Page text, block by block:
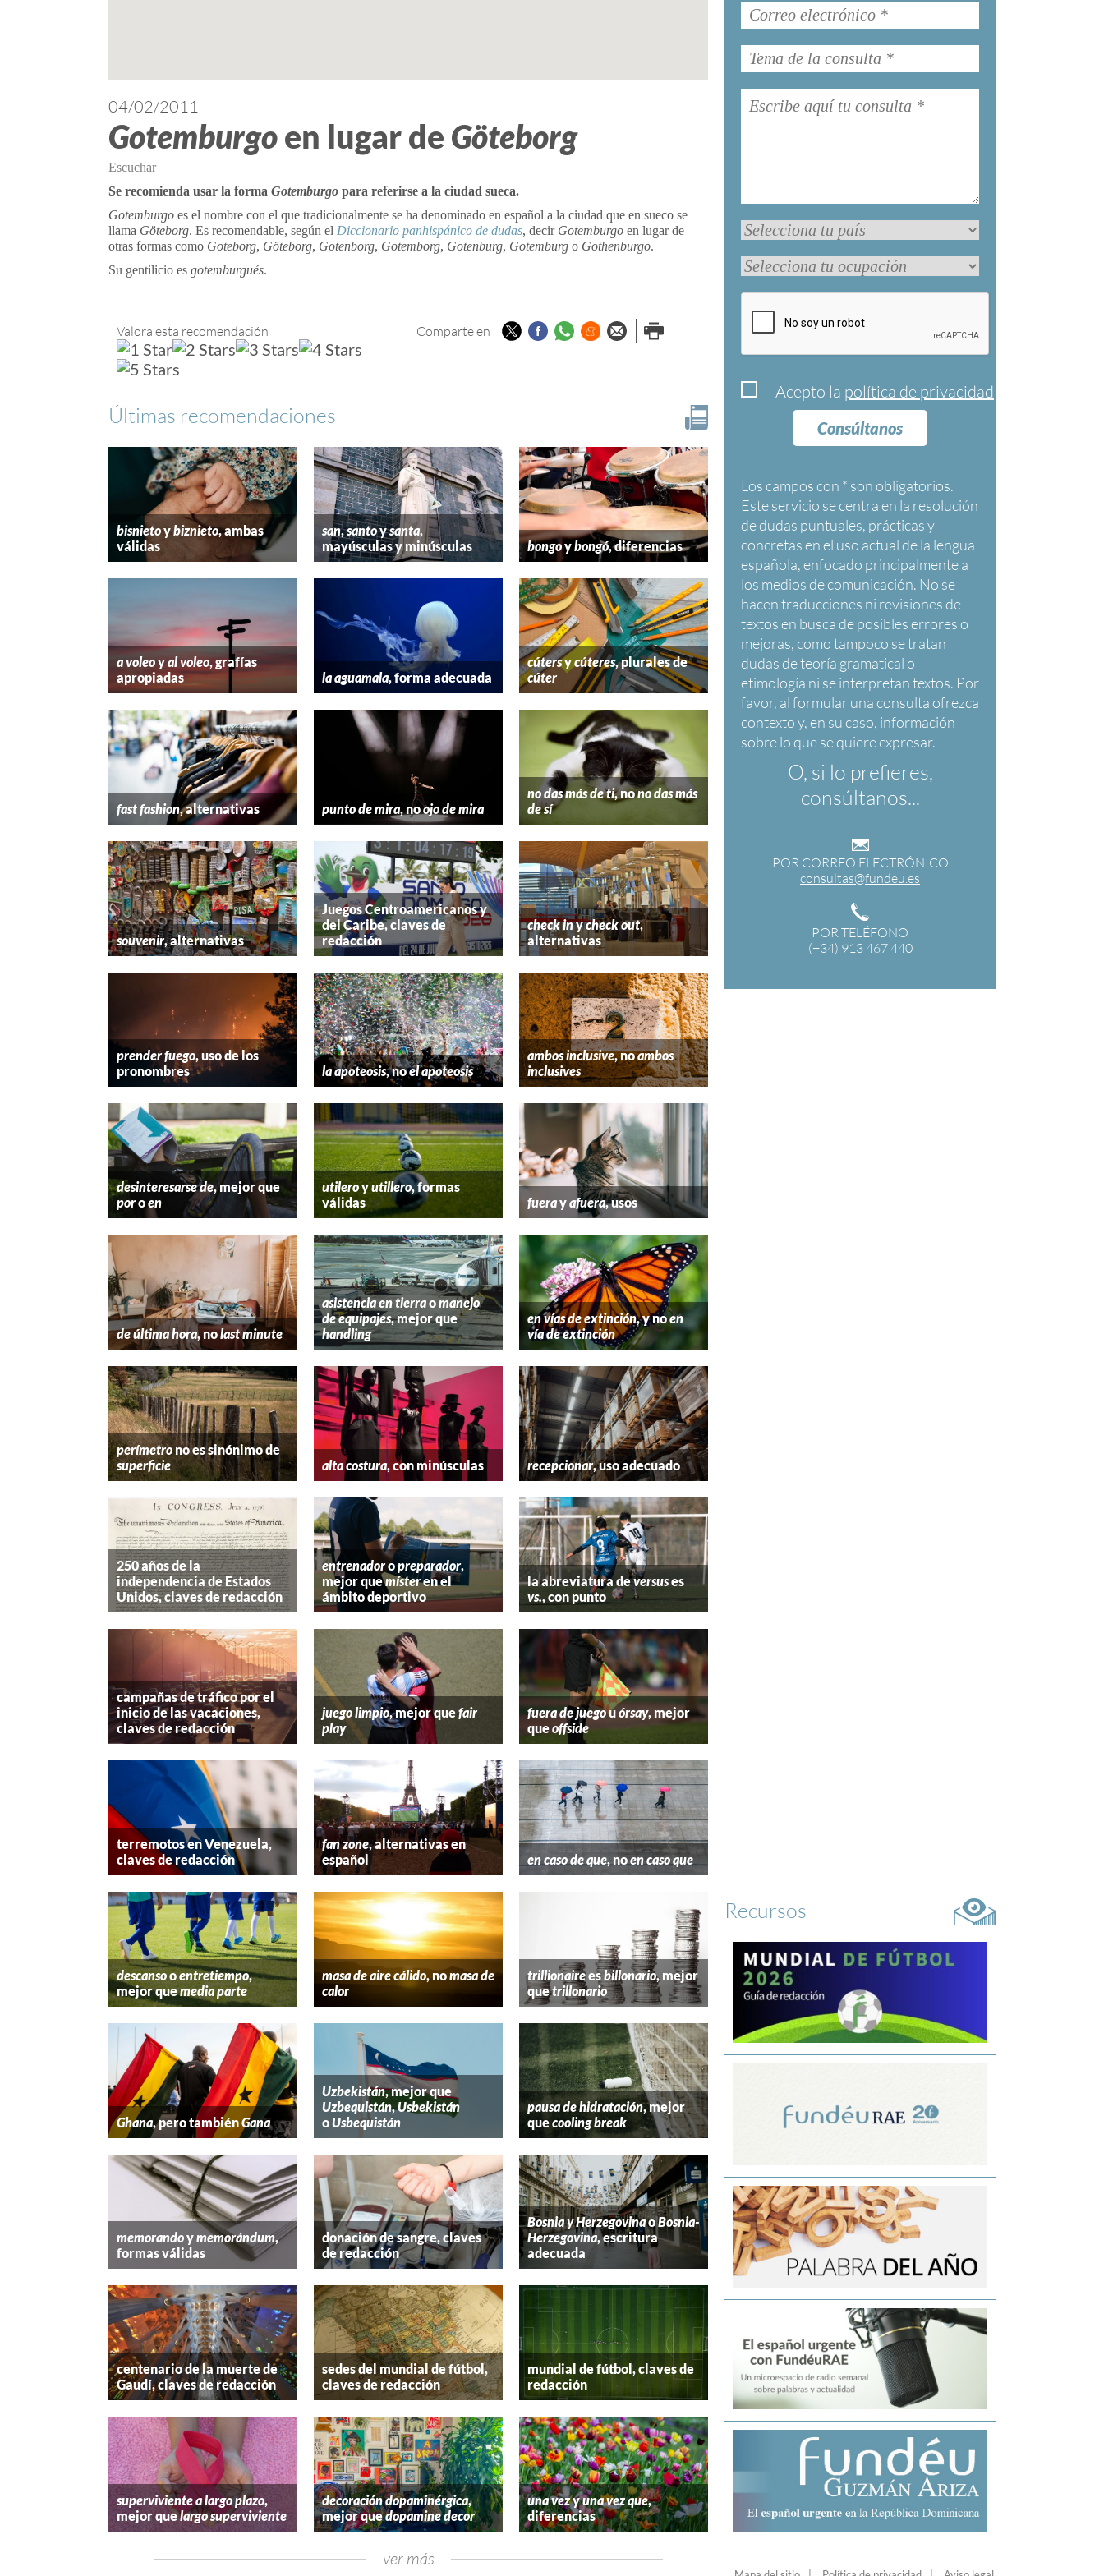
Acepto la política de privacidad
Consúltanos
Los campos con * son obligatorios
O, si lo prefieres,
consúltanos...
POR CORREO ELECTRÓNICO
consultas@fundeu.es
POR TELÉFONO
(+34) 913 467 440
04/02/2011
Gotemburgoen lugar de Göteborg
Escuchar
Se recomienda usar la forma Gotemburgo para referirse a la ciudad sueca.
Gotemburgo es el nombre con el que tradicionalmente se ha denominado en español a la ciudad que en sueco se
llama Göteborg. Es recomendable, según el Diccionario panhispánico de dudas, decir Gotemburgo en lugar de
otras formas como Goteborg, Göteborg, Gotenborg, Gotemborg, Gotenburg, Gotemburg o Gothenburgo.
Su gentilicio es gotemburgués.
Valora esta recomendación Comparte en TwitterFacebook
Whatsapp
Menéame
Enviar porImprimir
Últimas recomendaciones
bisnietoybiznieto, ambas
válidas
san,santoysanta,
mayúsculas y minúsculas
bongoybongó, diferencias
a voleoyal voleo, grafías
apropiadas
la aguamala, forma adecuada
cútersycúteres, plurales de
cúter
fast fashion, alternativas punto de mira, noojo de mira
no das más de ti, nono das más
de sí
souvenir, alternativas
Juegos Centroamericanos y
del Caribe, claves de
redacción
check inycheck out,
alternativas
prender fuego, uso de los
pronombres
la apoteosis, noel apoteosis
ambos inclusive, noambos
inclusives
desinteresarse de, mejor que
poroen
utileroyutillero, formas
válidas
fuerayafuera, usos
de última hora, nolast minute
asistencia en tierraomanejo
de equipajes, mejor que
handling
en vías de extinción, y noen
vía de extinción
perímetrono es sinónimo de
superficie
alta costura, con minúsculas recepcionar, uso adecuado
250 años de la
independencia de Estados
Unidos, claves de redacción
entrenadoropreparador,
mejor quemísteren el
ámbito deportivo
la abreviatura deversuses
vs., con punto
campañas de tráfico por el
inicio de las vacaciones,
claves de redacción
juego limpio, mejor quefair
play
fuera de juegouórsay, mejor
queoffside
terremotos en Venezuela,
claves de redacción
fan zone, alternativas en
español
en caso de que, noen caso que
descansooentretiempo,
mejor quemedia parte
masa de aire cálido, nomasa de
calor
trillionaireesbillonario, mejor
quetrillonario
Ghana, pero tambiénGana
Uzbekistán, mejor que
Uzbequistán,Usbekistán
oUsbequistán
pausa de hidratación, mejor
quecooling break
memorandoymemorándum,
formas válidas
donación de sangre, claves
de redacción
Bosnia y HerzegovinaoBosnia-
Herzegovina, escritura
adecuada
centenario de la muerte de
Gaudí, claves de redacción
sedes del mundial de fútbol,
claves de redacción
mundial de fútbol, claves de
redacción
superviviente a largo plazo,
mejor quelargo superviviente
decoración dopaminérgica,
mejor quedopamine decor
una vezyuna vez que,
diferencias
ver más
Recursos